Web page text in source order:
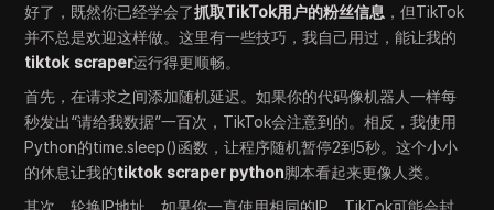
好了，既然你已经学会了抓取TikTok用户的粉丝信息 ，但TikTok
并不总是欢迎这样做。这里有一些技巧，我自己用过，能让我的
tiktok scraper运行得更顺畅。
首先，在请求之间添加随机延迟。如果你的代码像机器人一样每
秒发出“请给我数据”一百次，TikTok会注意到的。相反，我使用
Python的time.sleep()函数，让程序随机暂停2到5秒。这个小小
的休息让我的tiktok scraper python脚本看起来更像人类。
其次，轮换IP地址。如果你一直使用相同的IP，TikTok可能会封